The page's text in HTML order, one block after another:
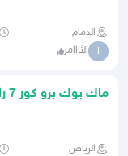
الدمام
ا الثااامر
ماك بوك برو كور 7 رام 16 وهاردسك 512
الرياض